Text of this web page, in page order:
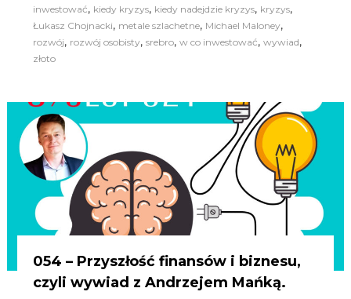
inwestować, kiedy kryzys, kiedy nadejdzie kryzys, kryzys,
Łukasz Chojnacki, metale szlachetne, Michael Maloney,
rozwój, rozwój osobisty, srebro, w co inwestować, wywiad,
złoto
054 – Przyszłość finansów i biznesu,
czyli wywiad z Andrzejem Mańką.